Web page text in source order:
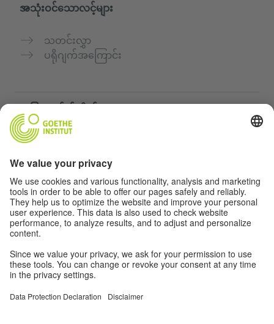
အသုံးဝင်သောလင့်များ
သတင်းလွှာ
ပရိုဂျက်အကြောင်း
Goethe-Institut ၏ ဂျာမန်ဘာသာသင်တန်းများ
ဆရာများအတွက်ပေါ်တယ် "Deutschstunde"
ကိုယ်ရေးအချက်အလက်နှင့် ဝင်ရောက်နိုင်မှု
ကိုယ်ရေးလုံခြုံမှုသတ်မှတ်ချက်များ